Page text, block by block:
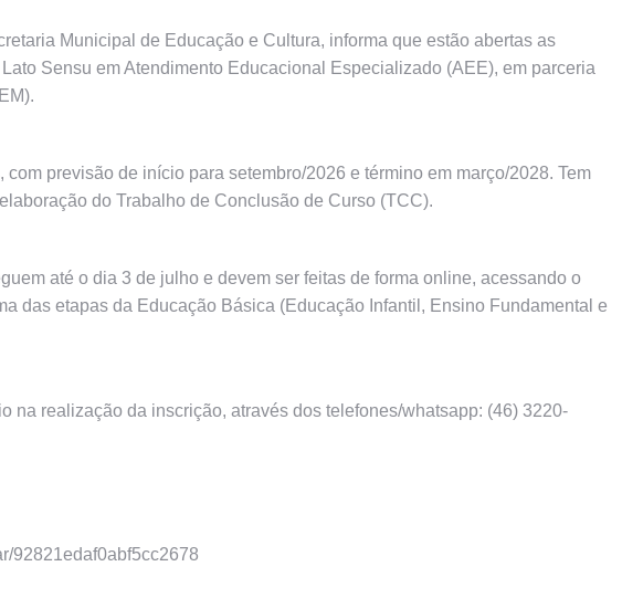
Municipal de Educação e Cultura, informa que estão abertas as
Sensu em Atendimento Educacional Especializado (AEE), em parceria
previsão de início para setembro/2026 e término em março/2028. Tem
do Trabalho de Conclusão de Curso (TCC).
até o dia 3 de julho e devem ser feitas de forma online, acessando o
das etapas da Educação Básica (Educação Infantil, Ensino Fundamental e
na realização da inscrição, através dos telefones/whatsapp: (46) 3220-
92821edaf0abf5cc2678